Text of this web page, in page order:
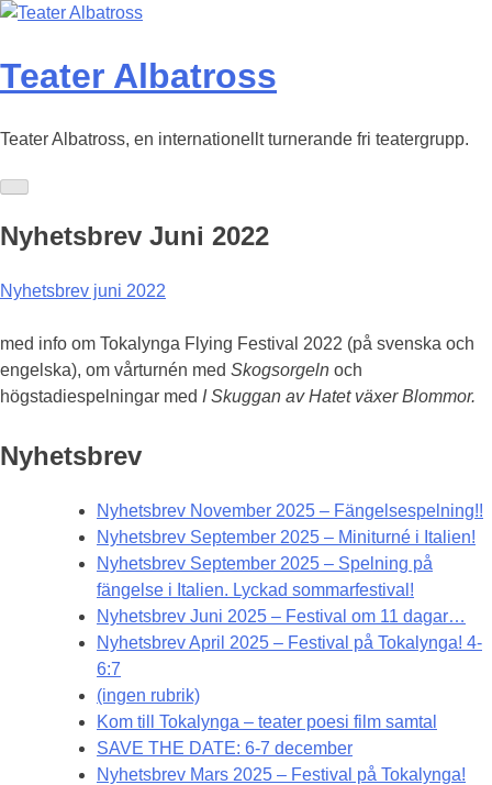
Skip
content
Teater Albatross
Teater Albatross, en internationellt turnerande fri teatergrupp.
Nyhetsbrev Juni 2022
Nyhetsbrev juni 2022
med info om Tokalynga Flying Festival 2022 (på svenska och
engelska), om vårturnén med Skogsorgeln och
högstadiespelningar med I Skuggan av Hatet växer Blommor.
Nyhetsbrev
Nyhetsbrev November 2025 – Fängelsespelning!!
Nyhetsbrev September 2025 – Miniturné i Italien!
Nyhetsbrev September 2025 – Spelning på
fängelse i Italien. Lyckad sommarfestival!
Nyhetsbrev Juni 2025 – Festival om 11 dagar…
Nyhetsbrev April 2025 – Festival på Tokalynga! 4-
6:7
(ingen rubrik)
Kom till Tokalynga – teater poesi film samtal
SAVE THE DATE: 6-7 december
Nyhetsbrev Mars 2025 – Festival på Tokalynga!